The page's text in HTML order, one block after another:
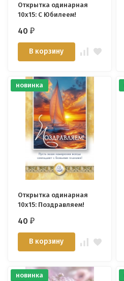
Открытка одинарная
10x15: С Юбилеем!
40₽
В корзину
новинка
Открытка одинарная
10x15: Поздравляем!
40₽
В корзину
новинка